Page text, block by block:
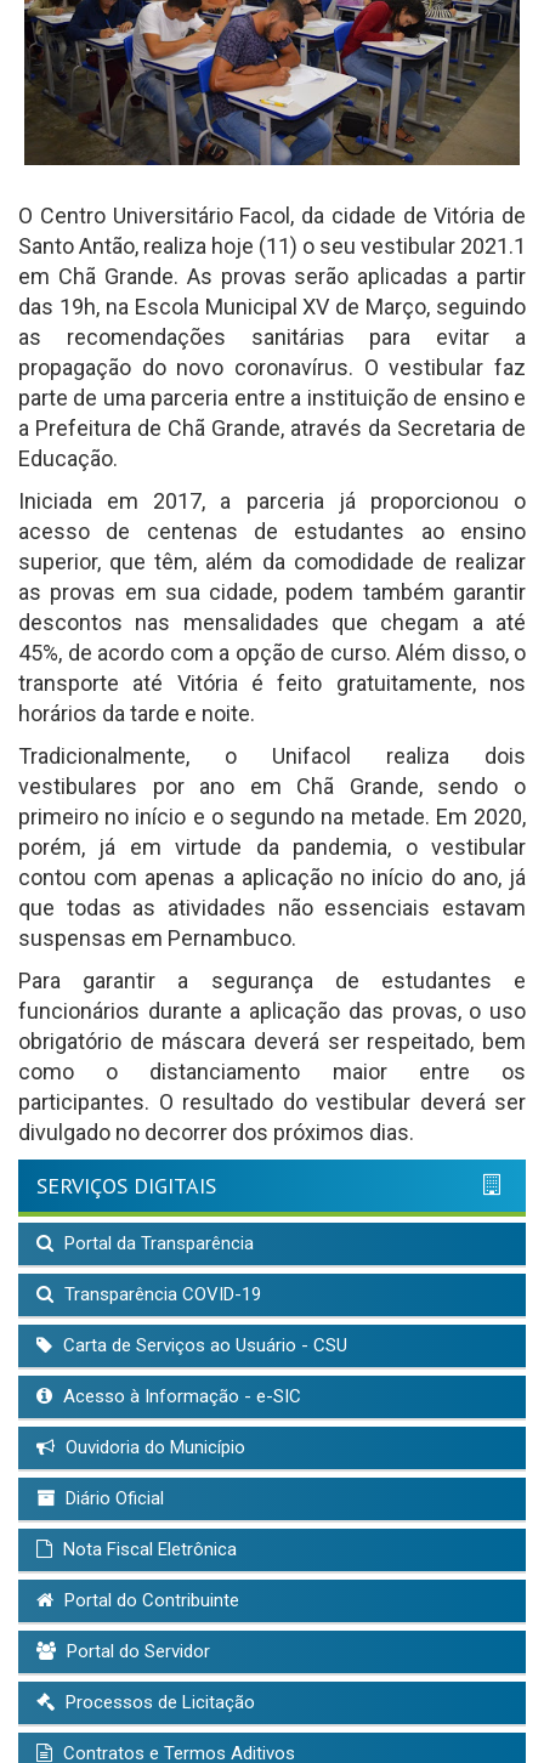
O Centro Universitário Facol, da cidade de Vitória de
Santo Antão, realiza hoje (11) o seu vestibular 2021.1
em Chã Grande. As provas serão aplicadas a partir
das 19h, na Escola Municipal XV de Março, seguindo
as recomendações sanitárias para evitar a
propagação do novo coronavírus. O vestibular faz
parte de uma parceria entre a instituição de ensino e
a Prefeitura de Chã Grande, através da Secretaria de
Educação.
Iniciada em 2017, a parceria já proporcionou o
acesso de centenas de estudantes ao ensino
superior, que têm, além da comodidade de realizar
as provas em sua cidade, podem também garantir
descontos nas mensalidades que chegam a até
45%, de acordo com a opção de curso. Além disso, o
transporte até Vitória é feito gratuitamente, nos
horários da tarde e noite.
Tradicionalmente, o Unifacol realiza dois
vestibulares por ano em Chã Grande, sendo o
primeiro no início e o segundo na metade. Em 2020,
porém, já em virtude da pandemia, o vestibular
contou com apenas a aplicação no início do ano, já
que todas as atividades não essenciais estavam
suspensas em Pernambuco.
Para garantir a segurança de estudantes e
funcionários durante a aplicação das provas, o uso
obrigatório de máscara deverá ser respeitado, bem
como o distanciamento maior entre os
participantes. O resultado do vestibular deverá ser
divulgado no decorrer dos próximos dias.
SERVIÇOS DIGITAIS
Portal da Transparência
Transparência COVID-19
Carta de Serviços ao Usuário - CSU
Acesso à Informação - e-SIC
Ouvidoria do Município
Diário Oficial
Nota Fiscal Eletrônica
Portal do Contribuinte
Portal do Servidor
Processos de Licitação
Contratos e Termos Aditivos